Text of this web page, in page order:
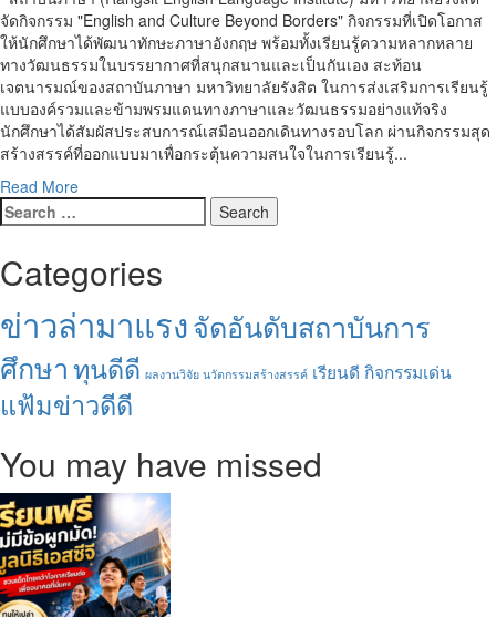
จัดกิจกรรม "English and Culture Beyond Borders" กิจกรรมที่เปิดโอกาส
ให้นักศึกษาได้พัฒนาทักษะภาษาอังกฤษ พร้อมทั้งเรียนรู้ความหลากหลาย
ทางวัฒนธรรมในบรรยากาศที่สนุกสนานและเป็นกันเอง สะท้อน
เจตนารมณ์ของสถาบันภาษา มหาวิทยาลัยรังสิต ในการส่งเสริมการเรียนรู้
แบบองค์รวมและข้ามพรมแดนทางภาษาและวัฒนธรรมอย่างแท้จริง
นักศึกษาได้สัมผัสประสบการณ์เสมือนออกเดินทางรอบโลก ผ่านกิจกรรมสุด
สร้างสรรค์ที่ออกแบบมาเพื่อกระตุ้นความสนใจในการเรียนรู้...
Read MoreRead
about
ม.รังสิต
สร้าง
สีสัน
ผ่าน
กิจกรรม
“English
and
Borders”
Search
for:
Categories
ข่าวล่ามาแรงจัดอันดับสถาบันการ
ศึกษาทุนดีดี ผลงานวิจัย นวัตกรรมสร้างสรรค์ เรียนดี กิจกรรมเด่น
แฟ้มข่าวดีดี
You may have missed